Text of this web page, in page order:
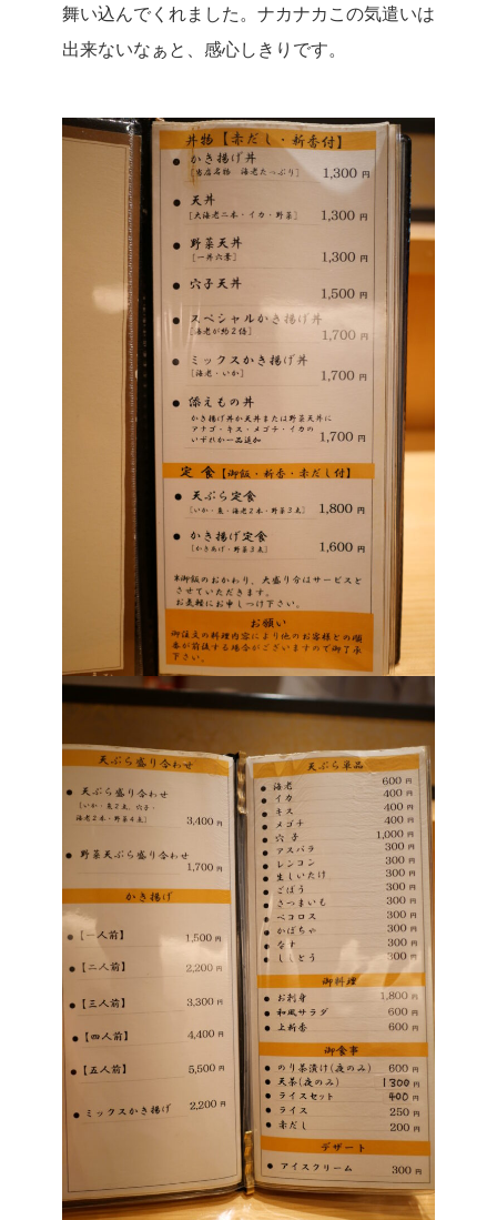
舞い込んでくれました。ナカナカこの気遣いは
出来ないなぁと、感心しきりです。